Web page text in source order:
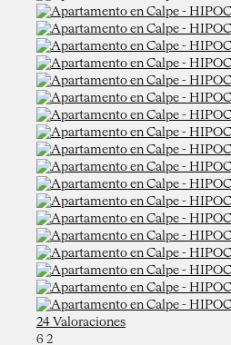
24 Valoraciones
6 2